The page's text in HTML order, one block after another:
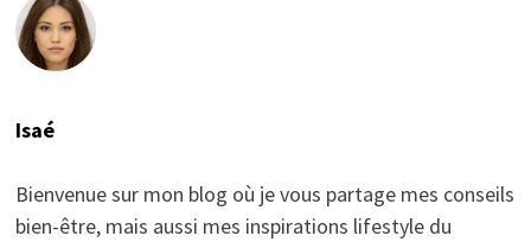
Isaé
Bienvenue sur mon blog où je vous partage mes conseils
bien-être, mais aussi mes inspirations lifestyle du